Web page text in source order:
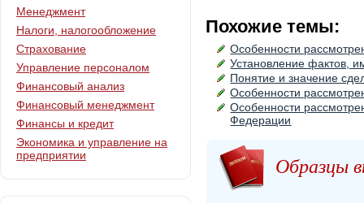
Похожие темы:
Особенности
Установление фактов,
Понятие и значение
Особенности
Особенности
Федерации
Образцы
Менеджмент
Налоги, налогообложение
Страхование
Управление персоналом
Финансовый анализ
Финансовый менеджмент
Финансы и кредит
Экономика и управление на
предприятии